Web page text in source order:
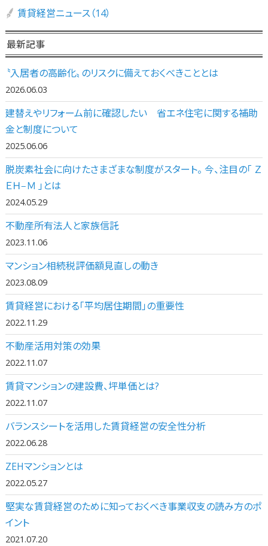
賃貸経営ニュース（14）
最新記事
〝入居者の高齢化〟のリスクに備えておくべきこととは
2026.06.03
建替えやリフォーム前に確認したい 省エネ住宅に関する補助
金と制度について
2025.06.06
脱炭素社会に向けたさまざまな制度がスタート。 今、注目の「 Ｚ
ＥＨ‒Ｍ 」とは
2024.05.29
不動産所有法人と家族信託
2023.11.06
マンション相続税評価額見直しの動き
2023.08.09
賃貸経営における「平均居住期間」の重要性
2022.11.29
不動産活用対策の効果
2022.11.07
賃貸マンションの建設費、坪単価とは?
2022.11.07
バランスシートを活用した賃貸経営の安全性分析
2022.06.28
ZEHマンションとは
2022.05.27
堅実な賃貸経営のために知っておくべき事業収支の読み方のポ
イント
2021.07.20